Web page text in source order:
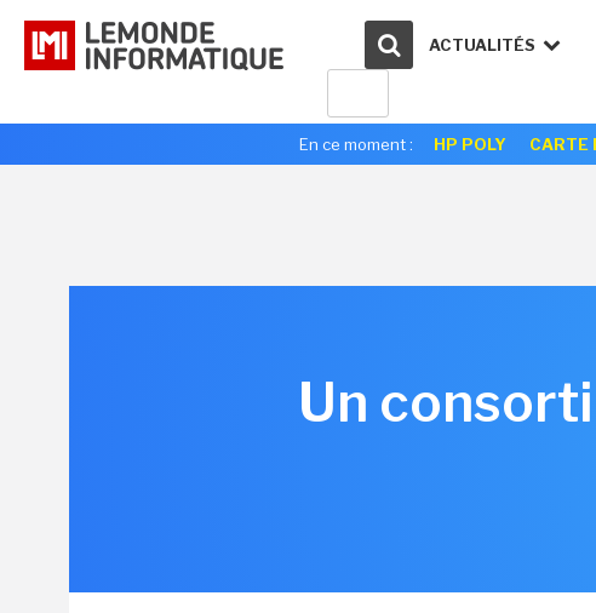
ACTUALITÉS
En ce moment : HP POLY CARTE
Un